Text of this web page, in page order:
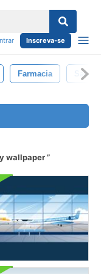
Inscreva-se
Farmacia Saúde
wallpaper